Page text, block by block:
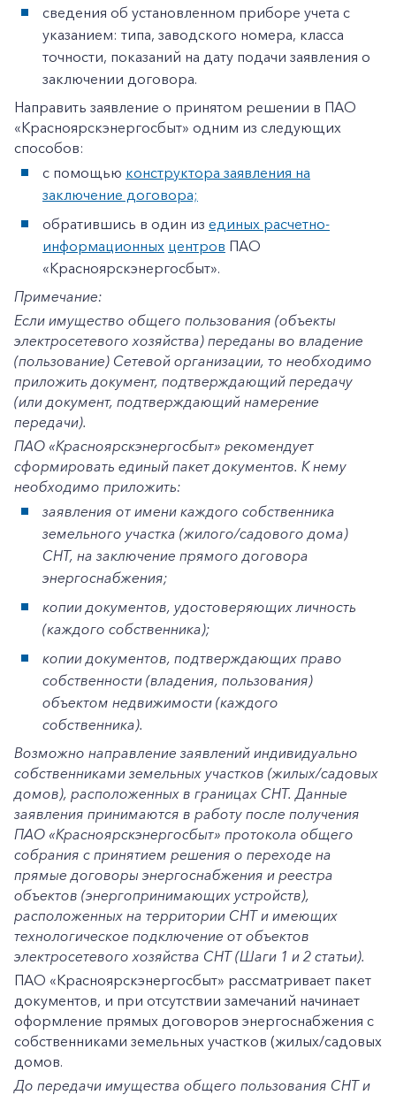
+7-800-700-24-57
Заказать обратный звонок
Частным клиентам
Корпоративным клиентам
сведения об установленном приборе учета с
указанием: типа, заводского номера, класса
точности, показаний на дату подачи заявления о
заключении договора.
Направить заявление о принятом решении в ПАО
«Красноярскэнергосбыт» одним из следующих
способов:
с помощью конструктора заявления на
заключение договора;
обратившись в один из единых расчетно-
информационных центров ПАО
«Красноярскэнергосбыт».
Примечание:
Если имущество общего пользования (объекты
электросетевого хозяйства) переданы во владение
(пользование) Сетевой организации, то необходимо
приложить документ, подтверждающий передачу
(или документ, подтверждающий намерение
передачи).
ПАО «Красноярскэнергосбыт» рекомендует
сформировать единый пакет документов. К нему
необходимо приложить:
заявления от имени каждого собственника
земельного участка (жилого/садового дома)
СНТ, на заключение прямого договора
энергоснабжения;
копиидокументов, удостоверяющих личность
(каждого собственника);
копиидокументов, подтверждающих право
собственности (владения, пользования)
объектом недвижимости (каждого
собственника).
Возможно направление заявлений индивидуально
собственниками земельных участков (жилых/садовых
домов), расположенных в границах СНТ. Данные
заявления принимаются в работу после получения
ПАО «Красноярскэнергосбыт» протокола общего
собрания с принятием решения о переходе на
прямые договоры энергоснабжения и реестра
объектов (энергопринимающих устройств),
расположенных на территории СНТ и имеющих
технологическое подключение от объектов
электросетевого хозяйства СНТ (Шаги 1 и 2 статьи).
ПАО «Красноярскэнергосбыт» рассматривает пакет
документов, и при отсутствии замечаний начинает
оформление прямых договоров энергоснабжения с
собственниками земельных участков (жилых/садовых
домов.
До передачи имущества общего пользования СНТ и